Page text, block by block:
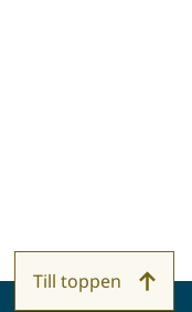
Till toppen